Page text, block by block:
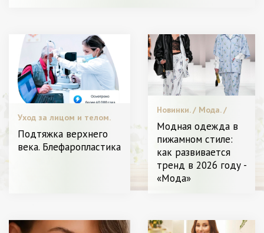
Уход за лицом и телом.
Подтяжка верхнего
века. Блефаропластика
Новинки. / Мода. /
Звездный стиль. /
Уход за лицом и
телом. / Я Женщина -
Разное
Модная одежда в
пижамном стиле:
как развивается
тренд в 2026 году -
«Мода»